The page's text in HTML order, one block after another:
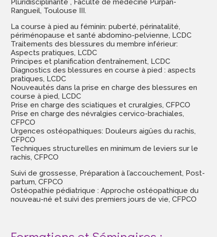
Pluridisciplinarité , Faculté de médecine Purpan-
Rangueil, Toulouse III.
La course à pied au féminin: puberté, périnatalité,
périménopause et santé abdomino-pelvienne, LCDC
Traitements des blessures du membre inférieur:
Aspects pratiques, LCDC
Principes et planification d’entraînement, LCDC
Diagnostics des blessures en course à pied : aspects
pratiques, LCDC
Nouveautés dans la prise en charge des blessures en
course à pied, LCDC
Prise en charge des sciatiques et cruralgies, CFPCO
Prise en charge des névralgies cervico-brachiales,
CFPCO
Urgences ostéopathiques: Douleurs aigües du rachis,
CFPCO
Techniques structurelles en minimum de leviers sur le
rachis, CFPCO
Suivi de grossesse, Préparation à l’accouchement, Post-
partum, CFPCO
Ostéopathie pédiatrique : Approche ostéopathique du
nouveau-né et suivi des premiers jours de vie, CFPCO